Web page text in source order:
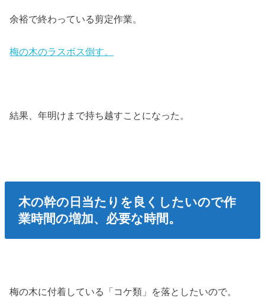
余裕で終わっている剪定作業。
梅の木のラスボス倒す。
結果、年明けまで持ち越すことになった。
木の幹の日当たりを良くしたいので作
業時間の増加、必要な時間。
梅の木に付着している「コケ類」を落としたいので。